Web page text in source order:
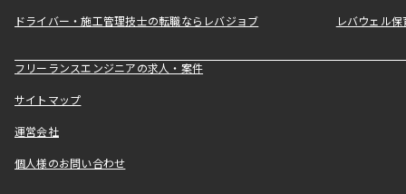
ドライバー・施工管理技士の転職ならレバジョブ レバウェル
フリーランスエンジニアの求人・案件
サイトマップ
運営会社
個人様のお問い合わせ